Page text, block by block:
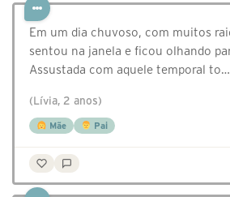
Em um dia chuvoso, com muitos
sentou na janela e ficou olhando
Assustada com aquele temporal to…
(Lívia, 2 anos)
Mãe Pai